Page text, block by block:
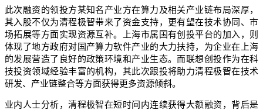
此次融资的领投方某知名产业方在算力及相关产业链布局深厚，
其入股不仅为清程极智带来了资金支持，更有望在技术协同、市
场拓展等方面实现资源互补。上海市属国有创投平台的加入，则
体现了地方政府对国产算力软件产业的大力扶持，为企业在上海
的发展营造了良好的政策环境和产业生态。而联想创投作为在科
技投资领域经验丰富的机构，其此次跟投将助力清程极智在技术
研发、产业链整合等方面获得更多资源倾斜。​
业内人士分析，清程极智在短时间内连续获得大额融资，背后是